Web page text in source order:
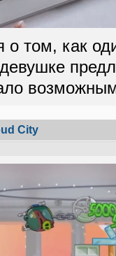
о том, как
City